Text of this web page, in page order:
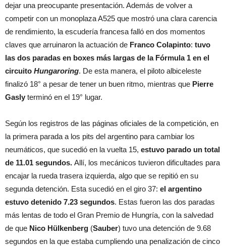
dejar una preocupante presentación. Además de volver a
competir con un monoplaza A525 que mostró una clara carencia
de rendimiento, la escudería francesa falló en dos momentos
claves que arruinaron la actuación de Franco Colapinto: tuvo
las dos paradas en boxes más largas de la Fórmula 1 en el
circuito Hungaroring. De esta manera, el piloto albiceleste
finalizó 18° a pesar de tener un buen ritmo, mientras que Pierre
Gasly terminó en el 19° lugar.
Según los registros de las páginas oficiales de la competición, en
la primera parada a los pits del argentino para cambiar los
neumáticos, que sucedió en la vuelta 15, estuvo parado un total
de 11.01 segundos. Allí, los mecánicos tuvieron dificultades para
encajar la rueda trasera izquierda, algo que se repitió en su
segunda detención. Esta sucedió en el giro 37: el argentino
estuvo detenido 7.23 segundos. Estas fueron las dos paradas
más lentas de todo el Gran Premio de Hungría, con la salvedad
de que Nico Hülkenberg (Sauber) tuvo una detención de 9.68
segundos en la que estaba cumpliendo una penalización de cinco